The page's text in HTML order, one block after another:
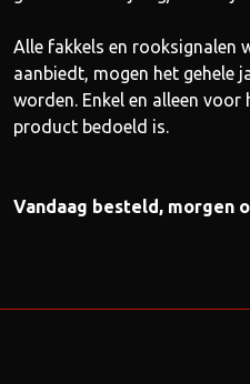
Alle fakkels en rooksignalen
aanbiedt, mogen het gehele
worden. Enkel en alleen
product bedoeld is.
Vandaag besteld, morgen